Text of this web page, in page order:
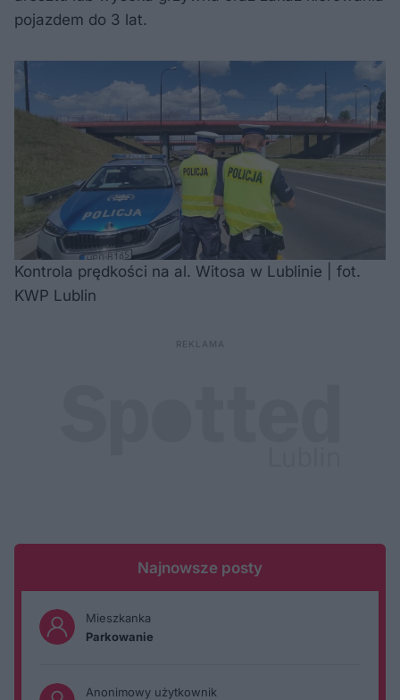
pojazdem do 3 lat.
Kontrola prędkości na al. Witosa w Lublinie | fot.
KWP Lublin
Najnowsze posty
Mieszkanka
Parkowanie
Anonimowy użytkownik